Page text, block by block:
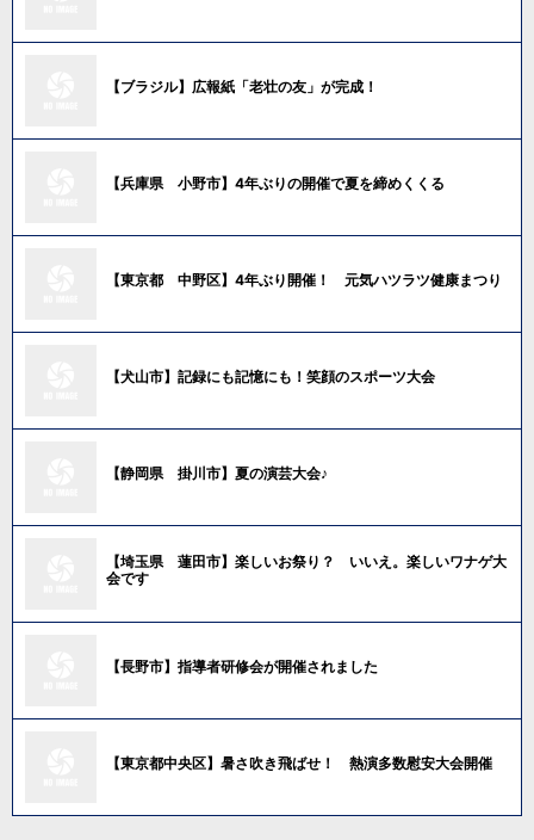
【ブラジル】広報紙「老壮の友」が完成！
【兵庫県 小野市】4年ぶりの開催で夏を締めくくる
【東京都 中野区】4年ぶり開催！ 元気ハツラツ健康まつり
【犬山市】記録にも記憶にも！笑顔のスポーツ大会
【静岡県 掛川市】夏の演芸大会♪
【埼玉県 蓮田市】楽しいお祭り？ いいえ。楽しいワナゲ大
会です
【長野市】指導者研修会が開催されました
【東京都中央区】暑さ吹き飛ばせ！ 熱演多数慰安大会開催